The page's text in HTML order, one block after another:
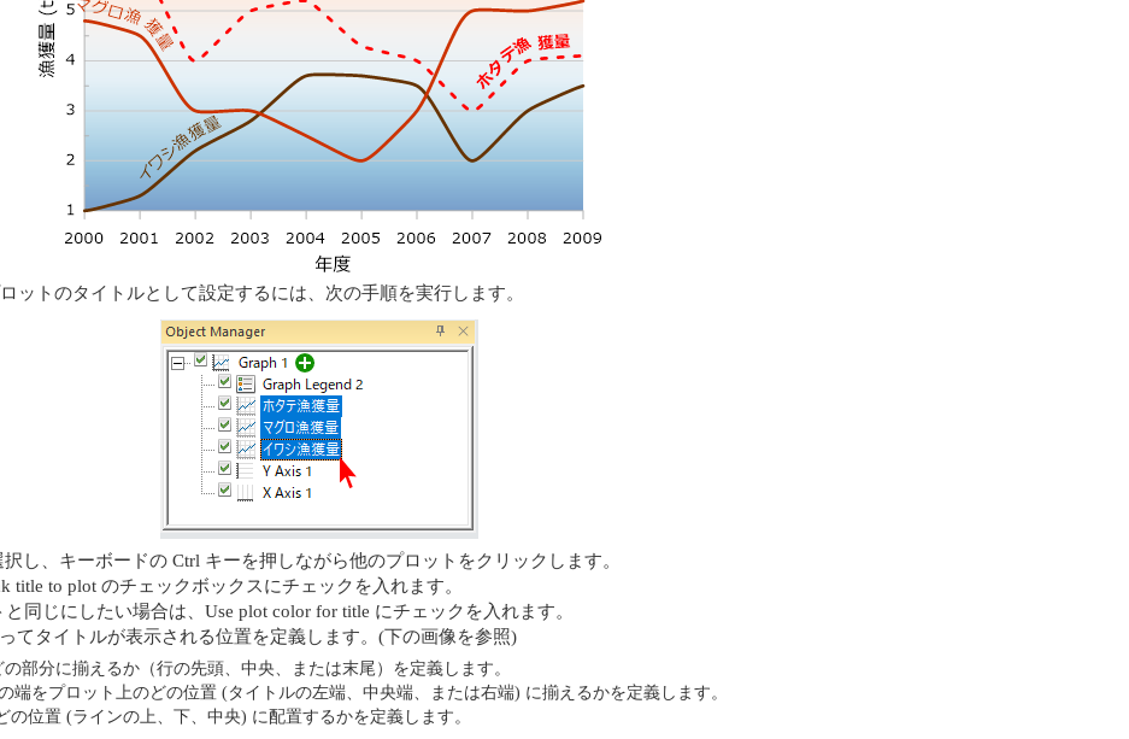
ットのタイトルとして設定するには、次の手順を実行します。
し、キーボードの Ctrl キーを押しながら他のプロットをクリックします。
title to plot のチェックボックスにチェックを入れます。
同じにしたい場合は、Use plot color for title にチェックを入れます。
てタイトルが表示される位置を定義します。(下の画像を参照)
部分に揃えるか（行の先頭、中央、または末尾）を定義します。
端をプロット上のどの位置 (タイトルの左端、中央端、または右端) に揃えるかを定義します。
の位置 (ラインの上、下、中央) に配置するかを定義します。